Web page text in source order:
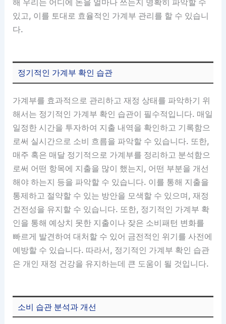
해 우리는 어디에 돈을 얼마나 쓰는지 명확히 파악할 수
있고, 이를 토대로 효율적인 가계부 관리를 할 수 있습니
다.
정기적인 가계부 확인 습관
가계부를 효과적으로 관리하고 재정 상태를 파악하기 위
해서는 정기적인 가계부 확인 습관이 필수적입니다. 매일
일정한 시간을 투자하여 지출 내역을 확인하고 기록함으
로써 실시간으로 소비 흐름을 파악할 수 있습니다. 또한,
매주 혹은 매달 정기적으로 가계부를 정리하고 분석함으
로써 어떤 항목에 지출을 많이 했는지, 어떤 부분을 개선
해야 하는지 등을 파악할 수 있습니다. 이를 통해 지출을
통제하고 절약할 수 있는 방안을 모색할 수 있으며, 재정
건전성을 유지할 수 있습니다. 또한, 정기적인 가계부 확
인을 통해 예상치 못한 지출이나 잦은 소비패턴 변화를
빠르게 발견하여 대처할 수 있어 금전적인 위기를 사전에
예방할 수 있습니다. 따라서, 정기적인 가계부 확인 습관
은 개인 재정 건강을 유지하는데 큰 도움이 될 것입니다.
소비 습관 분석과 개선